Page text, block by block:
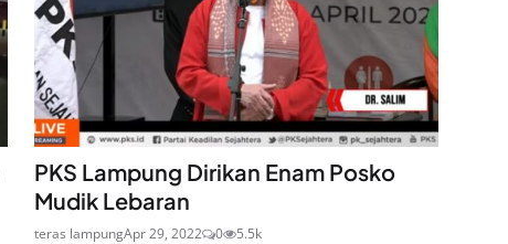
PKS Lampung Dirikan Enam Posko
Mudik Lebaran
teras lampungApr 29, 2022 0 5.5k